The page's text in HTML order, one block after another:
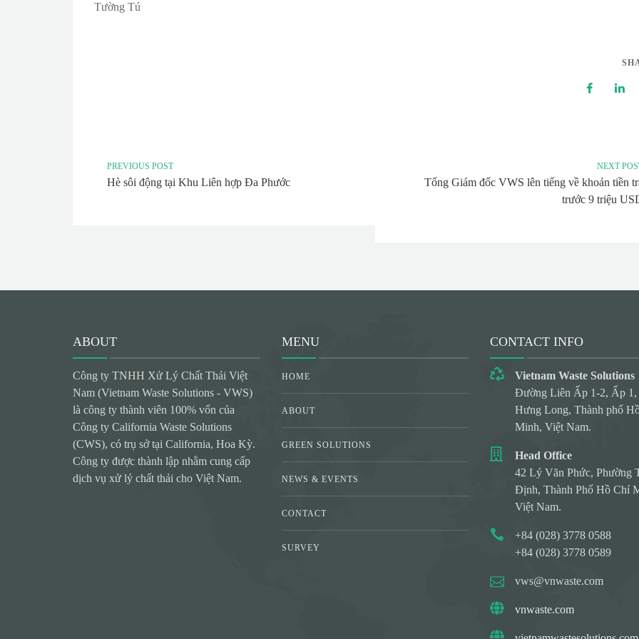
Tường Tú
PREVIOUS POST
Hè sôi động tại Khu Liên hợp Đa Phước
NEXT
Tổng Giám đốc VWS lên tiếng về khoản tiền
trước 9 triệu
ABOUT
Công ty TNHH Xử Lý Chất Thải Việt
Nam (Vietnam Waste Solutions - VWS)
là công ty thành viên 100% vốn của
Công ty California Waste Solutions
(CWS), có trụ sở tại California, Hoa Kỳ.
Công ty được thành lập nhằm cung cấp
dịch vụ xử lý chất thải cho Việt Nam.
MENU
HOME
ABOUT
GREEN SOLUTIONS
NEWS & EVENTS
CONTACT
SURVEY
CONTACT INFO
Vietnam Waste Solutions
Đường Liên Ấp 1-2, Ấp 1,
Hưng Long, Thành phố
Minh, Việt Nam.
Head Office
42 Lý Văn Phức, Phường
Định, Thành Phố Hồ Chí
Việt Nam.
+84 (028) 3778 0588
+84 (028) 3778 0589
vws@vnwaste.com
vnwaste.com